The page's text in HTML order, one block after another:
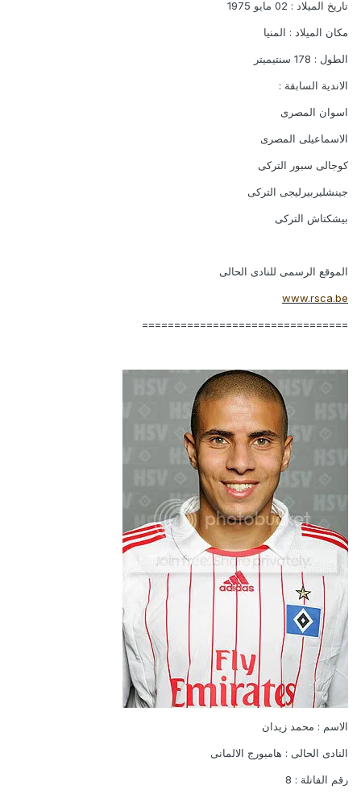
تاريخ الميلاد : 02 مايو 1975
مكان الميلاد : المنيا
الطول : 178 سنتيميتر
الاندية السابقة :
اسوان المصرى
الاسماعيلى المصرى
كوجالى سبور التركى
جينشليربيرليجى التركى
بيشكتاش التركى
الموقع الرسمى للنادى الحالى
www.rsca.be
================================
الاسم : محمد زيدان
النادى الحالى : هامبورج الالمانى
رقم الفانلة : 8